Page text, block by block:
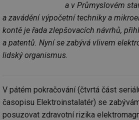
a v Průmyslovém
a zavádění výpočetní techniky a
kontě je řada zlepšovacích návrhů,
a patentů. Nyní se zabývá vlivem
lidský organismus.
V pátém pokračování (čtvrtá část
časopisu Elektroinstalatér) se
posuzovat zdravotní rizika